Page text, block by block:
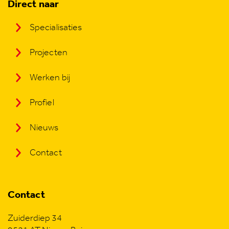
Direct naar
Specialisaties
Projecten
Werken bij
Profiel
Nieuws
Contact
Contact
Zuiderdiep 34